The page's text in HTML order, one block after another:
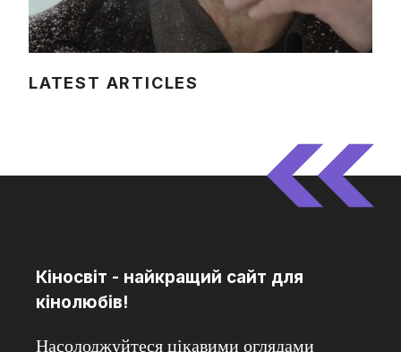
LATEST ARTICLES
Кіносвіт - найкращий сайт для
кінолюбів!
Насолоджуйтеся цікавими оглядами